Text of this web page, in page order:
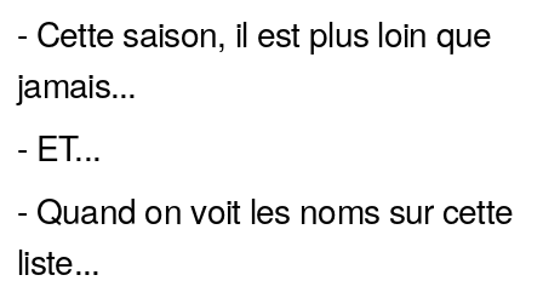
- Cette saison, il est plus loin que
jamais...
- ET...
- Quand on voit les noms sur cette
liste...